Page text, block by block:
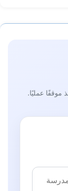
موقفًا عمليًا.